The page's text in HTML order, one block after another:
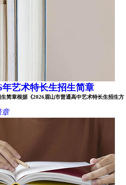
年艺术特长生招生简章
简章根据《2026眉山市普通高中艺术特长生招生方
章